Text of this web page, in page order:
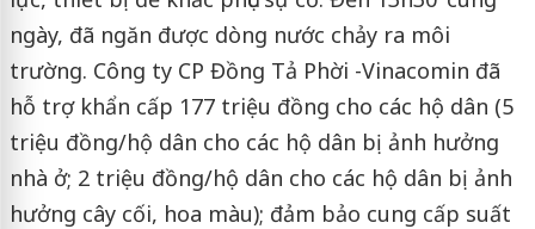
ngày, đã ngăn được dòng nước chảy ra môi
trường. Công ty CP Đồng Tả Phời -Vinacomin đã
hỗ trợ khẩn cấp 177 triệu đồng cho các hộ dân (5
triệu đồng/hộ dân cho các hộ dân bị ảnh hưởng
nhà ở; 2 triệu đồng/hộ dân cho các hộ dân bị ảnh
hưởng cây cối, hoa màu); đảm bảo cung cấp suất